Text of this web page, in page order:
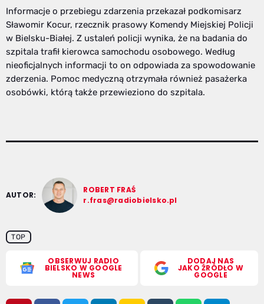
Informacje o przebiegu zdarzenia przekazał podkomisarz
Sławomir Kocur, rzecznik prasowy Komendy Miejskiej Policji
w Bielsku-Białej. Z ustaleń policji wynika, że na badania do
szpitala trafił kierowca samochodu osobowego. Według
nieoficjalnych informacji to on odpowiada za spowodowanie
zderzenia. Pomoc medyczną otrzymała również pasażerka
osobówki, którą także przewieziono do szpitala.
AUTOR:
ROBERT FRAŚ
r.fras@radiobielsko.pl
TOP
OBSERWUJ RADIO
BIELSKO W GOOGLE
NEWS
DODAJ NAS
JAKO ŹRÓDŁO W
GOOGLE